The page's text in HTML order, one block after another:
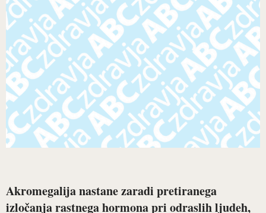
Akromegalija nastane zaradi pretiranega
izločanja rastnega hormona pri odraslih ljudeh,